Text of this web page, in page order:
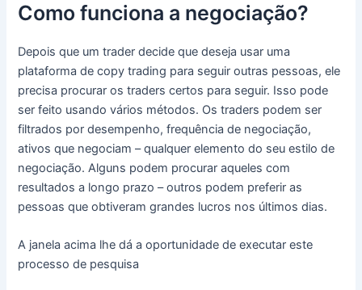
Como funciona a negociação?
Depois que um trader decide que deseja usar uma
plataforma de copy trading para seguir outras pessoas, ele
precisa procurar os traders certos para seguir. Isso pode
ser feito usando vários métodos. Os traders podem ser
filtrados por desempenho, frequência de negociação,
ativos que negociam – qualquer elemento do seu estilo de
negociação.Alguns podem procurar aqueles com
resultados a longo prazo – outros podem preferir as
pessoas que obtiveram grandes lucros nos últimos dias.
A janela acima lhe dá a oportunidade de executar este
processo de pesquisa